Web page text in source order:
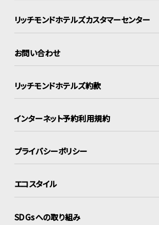
リッチモンドホテルズカスタマーセンター
お問い合わせ
リッチモンドホテルズ約款
インターネット予約利用規約
プライバシーポリシー
エコスタイル
SDGsへの取り組み